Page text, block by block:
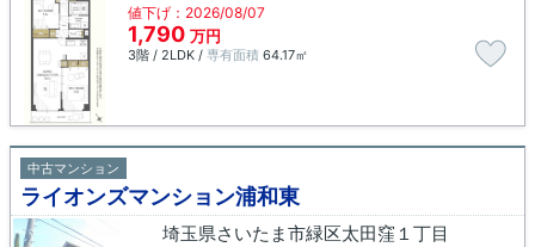
値下げ：2026/08/07
1,790 万円
3階 / 2LDK / 専有面積 64.17㎡
中古マンション
ライオンズマンション浦和東
埼玉県さいたま市緑区太田窪１丁目